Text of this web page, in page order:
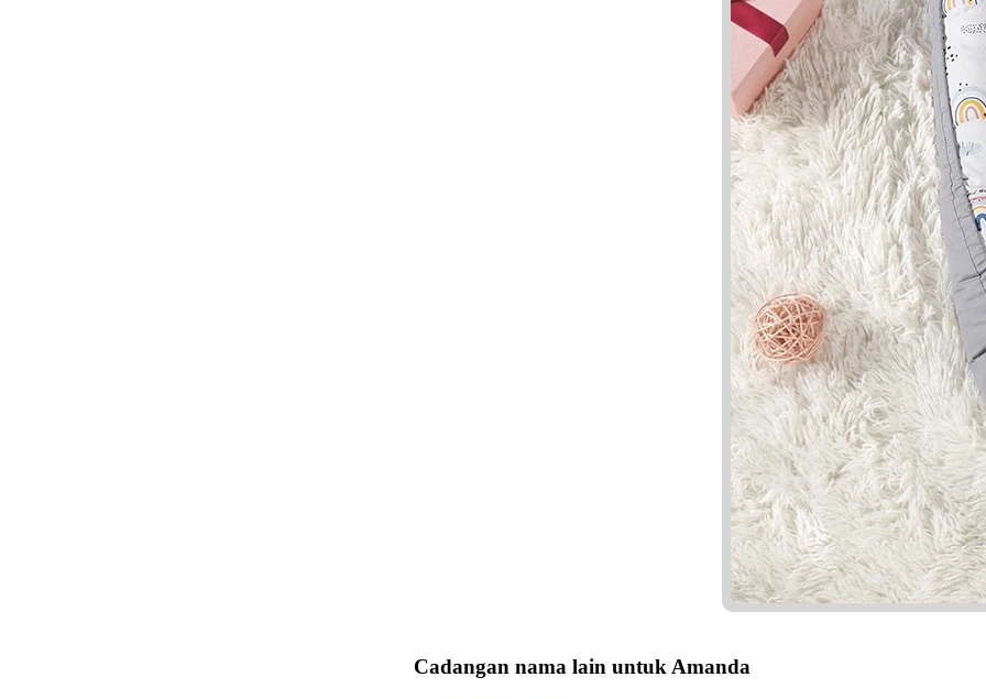
Cadangan nama lain untuk Amanda